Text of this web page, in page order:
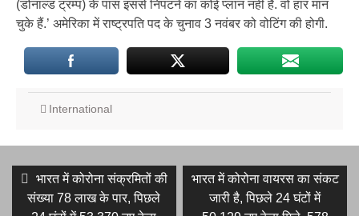
(डोनाल्ड ट्रम्प) के पास इससे निपटने का कोई प्लान नहीं है. वो हार मान
चुके हैं.’ अमेरिका में राष्ट्रपति पद के चुनाव 3 नवंबर को वोटिंग की होगी.
International
Post
navigation
Previous
post:
भारत में कोरोना संक्रमितों की
संख्या 78 लाख के पार, पिछले
Next
post:
भारत में कोरोना वायरस का संकट
जारी है, पिछले 24 घंटों में